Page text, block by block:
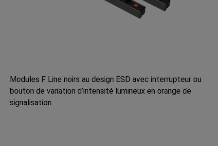
Modules F Line noirs au design ESD avec interrupteur ou
bouton de variation d’intensité lumineux en orange de
signalisation.